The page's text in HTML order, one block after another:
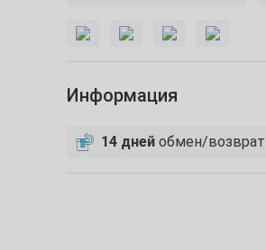
Информация
14 дней обмен/возврат